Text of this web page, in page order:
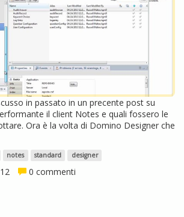
in passato in un precente post su
il client Notes e quali fossero le
Ora è la volta di Domino Designer che
notes standard designer
0 commenti